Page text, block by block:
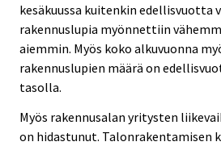
kesäkuussa kuitenkin edellisvuotta
rakennuslupia myönnettiin
aiemmin. Myös koko alkuvuonna
rakennuslupien määrä on
tasolla.
Myös rakennusalan yritysten
on hidastunut. Talonrakentamisen